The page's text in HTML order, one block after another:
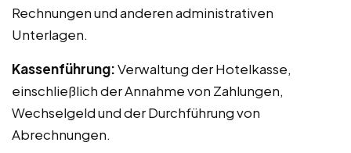
Rechnungen und anderen administrativen
Unterlagen.
Kassenführung:Verwaltung der Hotelkasse,
einschließlich der Annahme von Zahlungen,
Wechselgeld und der Durchführung von
Abrechnungen.